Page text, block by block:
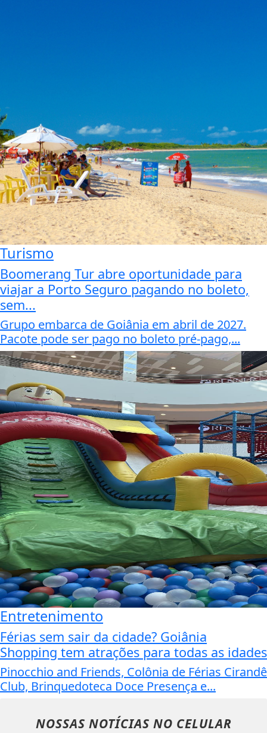
Turismo
Boomerang Tur abre oportunidade para
viajar a Porto Seguro pagando no boleto,
sem...
Grupo embarca de Goiânia em abril de 2027.
Pacote pode ser pago no boleto pré-pago,...
Entretenimento
Férias sem sair da cidade? Goiânia
Shopping tem atrações para todas as idades
Pinocchio and Friends, Colônia de Férias Cirandê
Club, Brinquedoteca Doce Presença e...
NOSSAS NOTÍCIAS NO CELULAR